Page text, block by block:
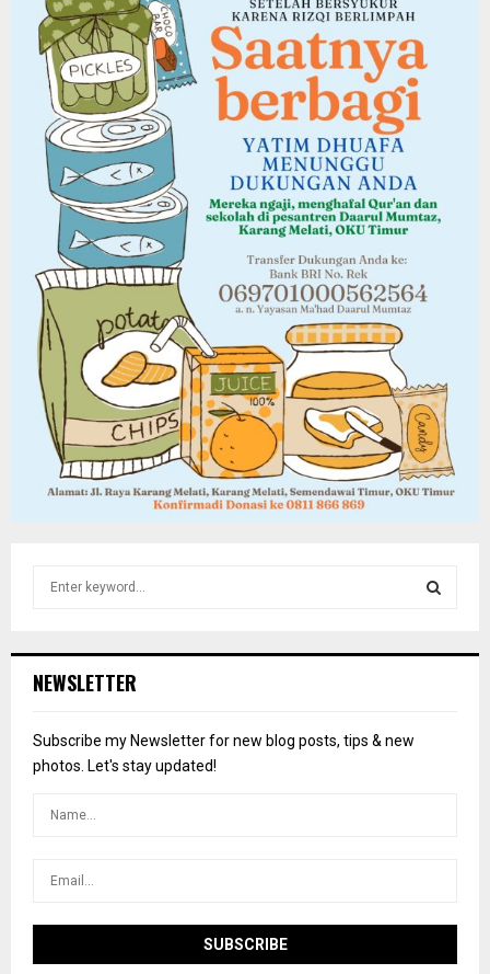
h
o
r
NEWSLETTER
Subscribe my Newsletter for new blog posts, tips & new
photos. Let's stay updated!